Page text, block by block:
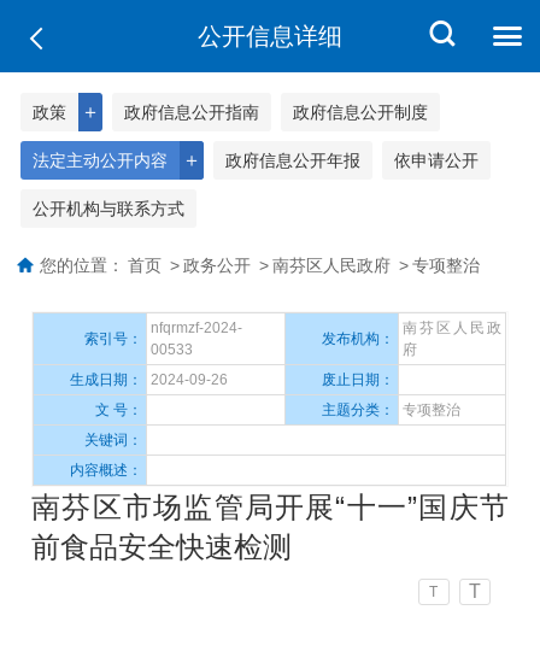
公开信息详细
＋
政策 政府信息公开指南 政府信息公开制度
＋
法定主动公开内容 政府信息公开年报 依申请公开
公开机构与联系方式
您的位置： 首页 > 政务公开 > 南芬区人民政府 > 专项整治
索引号：
nfqrmzf-2024-
00533
发布机构：
南芬区人民政
府
生成日期：
2024-09-26
废止日期：
文 号：
主题分类：
专项整治
关键词：
内容概述：
南芬区市场监管局开展“十一”国庆节
前食品安全快速检测
T T